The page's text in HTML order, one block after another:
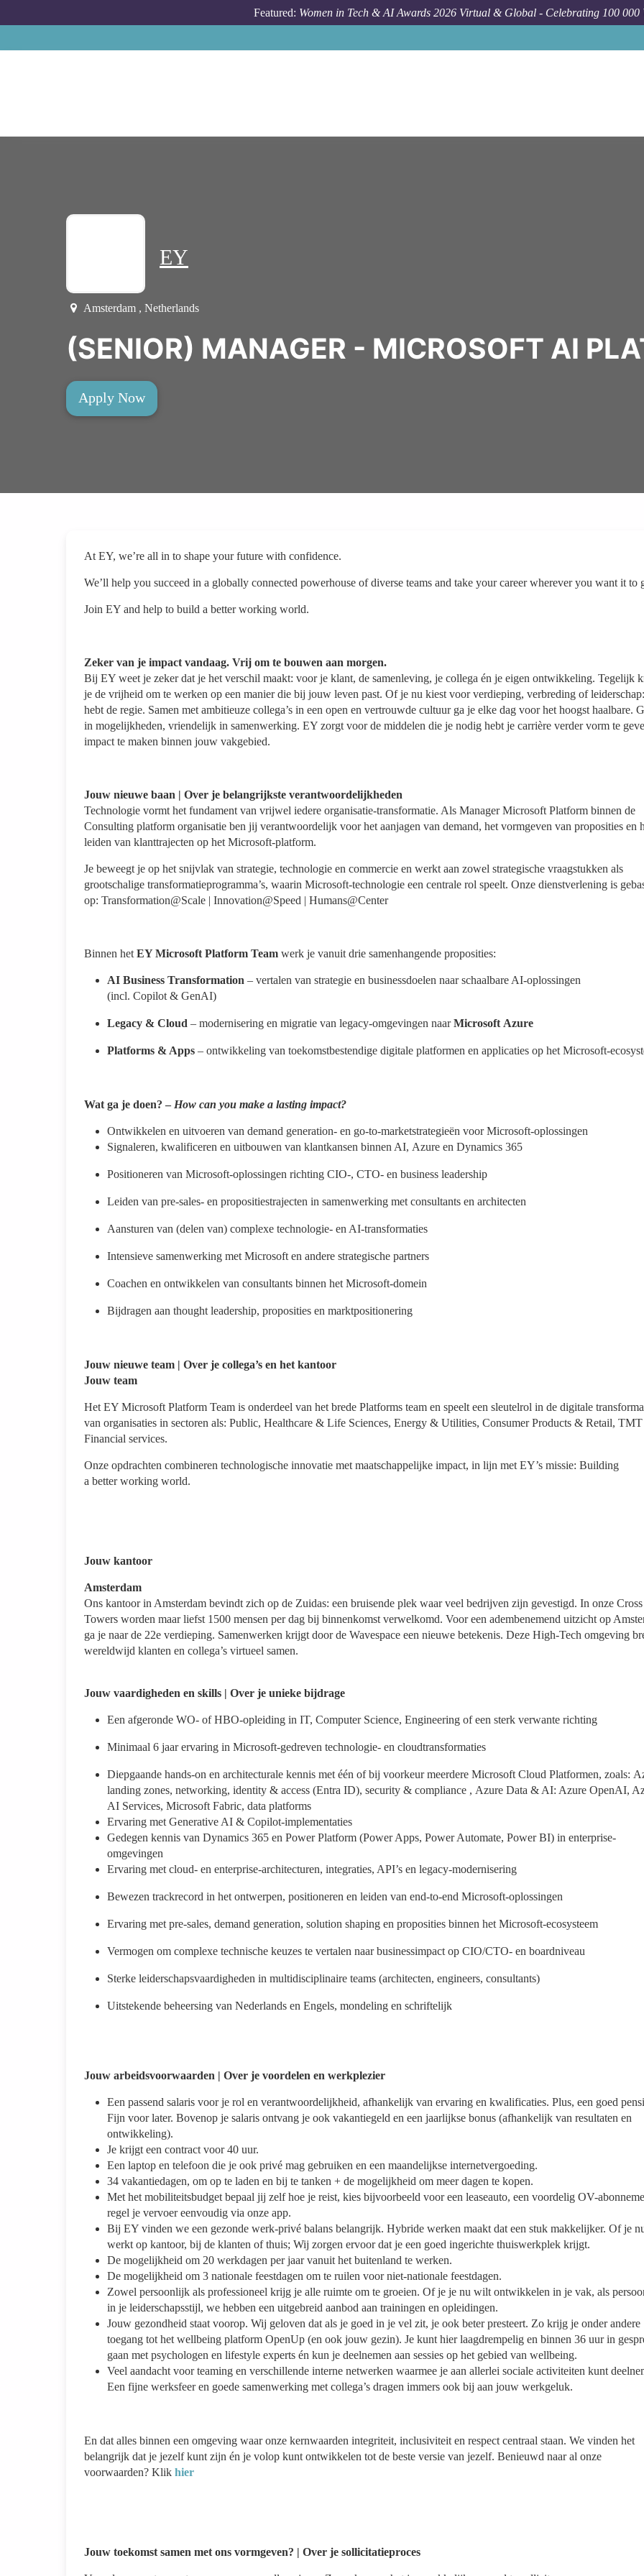
Featured: Women in Tech & AI Awards 2026 Virtual & Global - Celebrating 100 000
EY
Amsterdam , Netherlands
(SENIOR) MANAGER - MICROSOFT AI
Apply Now
At EY, we’re all in to shape your future with confidence.
We’ll help you succeed in a globally connected powerhouse of diverse teams and take your career wherever you want it to
Join EY and help to build a better working world.
Zeker van je impact vandaag. Vrij om te bouwen aan morgen.
Bij EY weet je zeker dat je het verschil maakt: voor je klant, de samenleving, je collega én je eigen ontwikkeling. Tegelijk
je de vrijheid om te werken op een manier die bij jouw leven past. Of je nu kiest voor verdieping, verbreding of
hebt de regie. Samen met ambitieuze collega’s in een open en vertrouwde cultuur ga je elke dag voor het hoogst haalbare.
in mogelijkheden, vriendelijk in samenwerking. EY zorgt voor de middelen die je nodig hebt je carrière verder vorm te
impact te maken binnen jouw vakgebied.
Jouw nieuwe baan | Over je belangrijkste verantwoordelijkheden
Technologie vormt het fundament van vrijwel iedere organisatie-transformatie. Als Manager Microsoft Platform binnen de
Consulting platform organisatie ben jij verantwoordelijk voor het aanjagen van demand, het vormgeven van proposities en
leiden van klanttrajecten op het Microsoft-platform.
Je beweegt je op het snijvlak van strategie, technologie en commercie en werkt aan zowel strategische vraagstukken als
grootschalige transformatieprogramma’s, waarin Microsoft-technologie een centrale rol speelt. Onze dienstverlening is
op: Transformation@Scale | Innovation@Speed | Humans@Center
Binnen het EY Microsoft Platform Team werk je vanuit drie samenhangende proposities:
AI Business Transformation – vertalen van strategie en businessdoelen naar schaalbare AI-oplossingen
(incl. Copilot & GenAI)
Legacy & Cloud – modernisering en migratie van legacy-omgevingen naarMicrosoft Azure
Platforms & Apps – ontwikkeling van toekomstbestendige digitale platformen en applicaties op het Microsoft-
Wat ga je doen? – How can you make a lasting impact?
Ontwikkelen en uitvoeren van demand generation- en go-to-marketstrategieën voor Microsoft-oplossingen
Signaleren, kwalificeren en uitbouwen van klantkansen binnen AI, Azure en Dynamics 365
Positioneren van Microsoft-oplossingen richting CIO-, CTO- en business leadership
Leiden van pre-sales- en propositiestrajecten in samenwerking met consultants en architecten
Aansturen van (delen van) complexe technologie- en AI-transformaties
Intensieve samenwerking met Microsoft en andere strategische partners
Coachen en ontwikkelen van consultants binnen het Microsoft-domein
Bijdragen aan thought leadership, proposities en marktpositionering
Jouw nieuwe team | Over je collega’s en het kantoor
Jouw team
Het EY Microsoft Platform Team is onderdeel van het brede Platforms team en speelt een sleutelrol in de digitale
van organisaties in sectoren als: Public, Healthcare & Life Sciences, Energy & Utilities, Consumer Products & Retail, TMT
Financial services.
Onze opdrachten combineren technologische innovatie met maatschappelijke impact, in lijn met EY’s missie: Building
a better working world.
Jouw kantoor
Amsterdam
Ons kantoor in Amsterdam bevindt zich op de Zuidas: een bruisende plek waar veel bedrijven zijn gevestigd. In onze Cross
Towers worden maar liefst 1500 mensen per dag bij binnenkomst verwelkomd. Voor een adembenemend uitzicht op
ga je naar de 22e verdieping. Samenwerken krijgt door de Wavespace een nieuwe betekenis. Deze High-Tech omgeving
wereldwijd klanten en collega’s virtueel samen.
Jouw vaardigheden en skills | Over je unieke bijdrage
Een afgeronde WO- of HBO-opleiding in IT, Computer Science, Engineering of een sterk verwante richting
Minimaal 6 jaar ervaring in Microsoft-gedreven technologie- en cloudtransformaties
Diepgaande hands-on en architecturale kennis met één of bij voorkeur meerdere Microsoft Cloud Platformen, zoals:
landing zones, networking, identity & access (Entra ID), security & compliance , Azure Data & AI: Azure OpenAI,
AI Services, Microsoft Fabric, data platforms
Ervaring met Generative AI & Copilot-implementaties
Gedegen kennis van Dynamics 365 en Power Platform (Power Apps, Power Automate, Power BI) in enterprise-
omgevingen
Ervaring met cloud- en enterprise-architecturen, integraties, API’s en legacy-modernisering
Bewezen trackrecord in het ontwerpen, positioneren en leiden van end-to-end Microsoft-oplossingen
Ervaring met pre-sales, demand generation, solution shaping en proposities binnen het Microsoft-ecosysteem
Vermogen om complexe technische keuzes te vertalen naar businessimpact op CIO/CTO- en boardniveau
Sterke leiderschapsvaardigheden in multidisciplinaire teams (architecten, engineers, consultants)
Uitstekende beheersing van Nederlands en Engels, mondeling en schriftelijk
Jouw arbeidsvoorwaarden | Over je voordelen en werkplezier
Een passend salaris voor je rol en verantwoordelijkheid, afhankelijk van ervaring en kwalificaties. Plus, een goed
Fijn voor later. Bovenop je salaris ontvang je ook vakantiegeld en een jaarlijkse bonus (afhankelijk van resultaten en
ontwikkeling).
Je krijgt een contract voor 40 uur.
Een laptop en telefoon die je ook privé mag gebruiken en een maandelijkse internetvergoeding.
34 vakantiedagen, om op te laden en bij te tanken + de mogelijkheid om meer dagen te kopen.
Met het mobiliteitsbudget bepaal jij zelf hoe je reist, kies bijvoorbeeld voor een leaseauto, een voordelig OV-
regel je vervoer eenvoudig via onze app.
Bij EY vinden we een gezonde werk-privé balans belangrijk. Hybride werken maakt dat een stuk makkelijker. Of je
werkt op kantoor, bij de klanten of thuis; Wij zorgen ervoor dat je een goed ingerichte thuiswerkplek krijgt.
De mogelijkheid om 20 werkdagen per jaar vanuit het buitenland te werken.
De mogelijkheid om 3 nationale feestdagen om te ruilen voor niet-nationale feestdagen.
Zowel persoonlijk als professioneel krijg je alle ruimte om te groeien. Of je je nu wilt ontwikkelen in je vak, als
in je leiderschapsstijl, we hebben een uitgebreid aanbod aan trainingen en opleidingen.
Jouw gezondheid staat voorop. Wij geloven dat als je goed in je vel zit, je ook beter presteert. Zo krijg je onder andere
toegang tot het wellbeing platform OpenUp (en ook jouw gezin). Je kunt hier laagdrempelig en binnen 36 uur in
gaan met psychologen en lifestyle experts én kun je deelnemen aan sessies op het gebied van wellbeing.
Veel aandacht voor teaming en verschillende interne netwerken waarmee je aan allerlei sociale activiteiten kunt
Een fijne werksfeer en goede samenwerking met collega’s dragen immers ook bij aan jouw werkgeluk.
En dat alles binnen een omgeving waar onze kernwaarden integriteit, inclusiviteit en respect centraal staan. We vinden het
belangrijk dat je jezelf kunt zijn én je volop kunt ontwikkelen tot de beste versie van jezelf. Benieuwd naar al onze
voorwaarden? Klik hier
Jouw toekomst samen met ons vormgeven? | Over je sollicitatieproces